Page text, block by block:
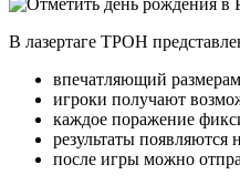
В лазертаге ТРОН
впечатляющий
игроки получают
каждое поражение
результаты
после игры можно